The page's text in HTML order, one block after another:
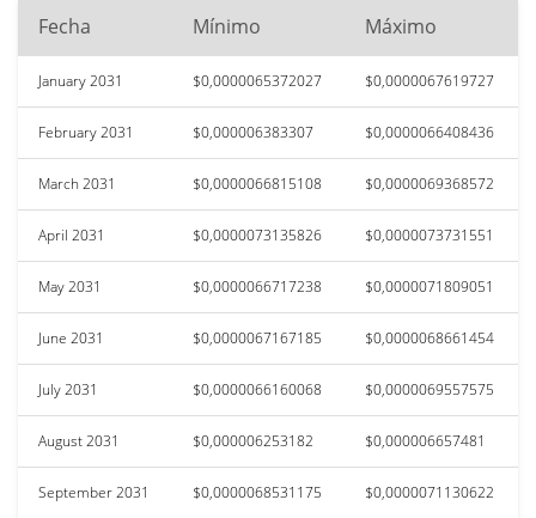
Fecha Mínimo Máximo
January 2031 $0,0000065372027 $0,0000067619727
February 2031 $0,000006383307 $0,0000066408436
March 2031 $0,0000066815108 $0,0000069368572
April 2031 $0,0000073135826 $0,0000073731551
May 2031 $0,0000066717238 $0,0000071809051
June 2031 $0,0000067167185 $0,0000068661454
July 2031 $0,0000066160068 $0,0000069557575
August 2031 $0,000006253182 $0,000006657481
September 2031 $0,0000068531175 $0,0000071130622